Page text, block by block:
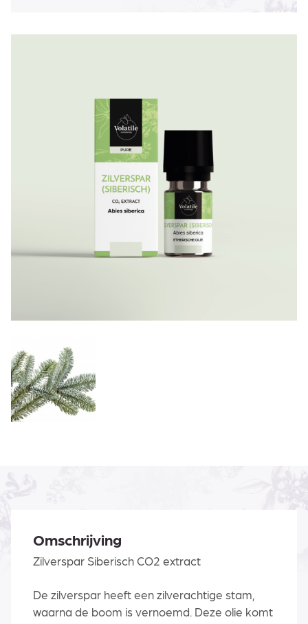
Omschrijving
Zilverspar Siberisch CO2 extract
De zilverspar heeft een zilverachtige stam,
waarna de boom is vernoemd. Deze olie komt